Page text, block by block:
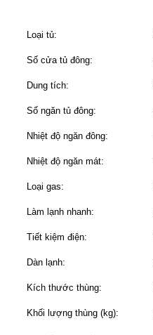
Loại tủ:
Số cửa tủ đông:
Dung tích:
Số ngăn tủ đông:
Nhiệt độ ngăn đông:
Nhiệt độ ngăn mát:
Loại gas:
Làm lạnh nhanh:
Tiết kiệm điện:
Dàn lạnh:
Kích thước thùng:
Khối lượng thùng (kg):